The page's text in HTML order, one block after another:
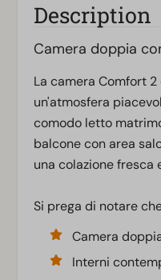
Description
Camera doppia
La camera Comfort
un'atmosfera
comodo letto
balcone con area
una colazione fresca
Si prega di notare
Camera
Interni